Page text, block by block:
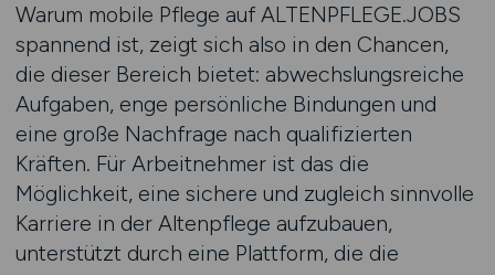
Warum mobile Pflege auf ALTENPFLEGE.JOBS
spannend ist, zeigt sich also in den Chancen,
die dieser Bereich bietet: abwechslungsreiche
Aufgaben, enge persönliche Bindungen und
eine große Nachfrage nach qualifizierten
Kräften. Für Arbeitnehmer ist das die
Möglichkeit, eine sichere und zugleich sinnvolle
Karriere in der Altenpflege aufzubauen,
unterstützt durch eine Plattform, die die